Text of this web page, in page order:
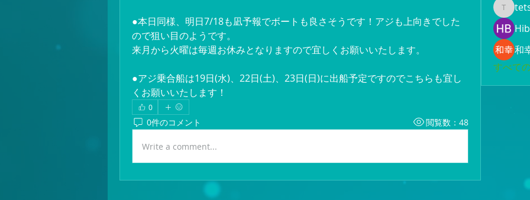
●本日同様、明日7/18も凪予報でボートも良さそうです！アジも上向きでした
ので狙い目のようです。
来月から火曜は毎週お休みとなりますので宜しくお願いいたします。
●アジ乗合船は19日(水)、22日(土)、23日(日)に出船予定ですのでこちらも宜し
くお願いいたします！
0
0件のコメント 閲覧数：48
Write a comment...
和
すべて